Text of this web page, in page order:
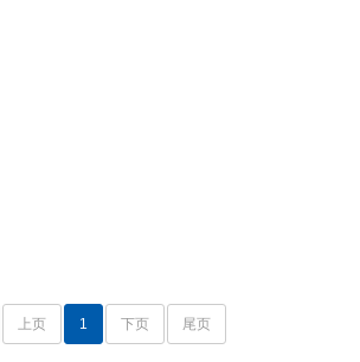
上页 1 下页 尾页